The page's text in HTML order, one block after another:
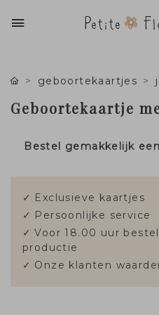
geboortekaartjes
Geboortekaartje
Bestel gemakkelijk
✓ Exclusieve kaartjes
✓ Persoonlijke service
✓ Voor 18.00 uur
productie
✓ Onze klanten